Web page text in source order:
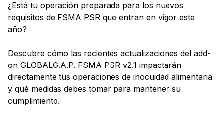
¿Está tu operación preparada para los nuevos
requisitos de FSMA PSR que entran en vigor este
año?
Descubre cómo las recientes actualizaciones del add-
on GLOBALG.A.P. FSMA PSR v2.1 impactarán
directamente tus operaciones de inocuidad alimentaria
y qué medidas debes tomar para mantener su
cumplimiento.